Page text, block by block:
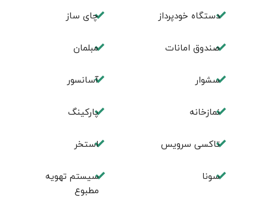
دستگاه خودپرداز چای ساز
صندوق امانات مبلمان
سشوار آسانسور
نمازخانه پارکینگ
تاکسی سرویس استخر
سونا
سیستم تهویه
مطبوع